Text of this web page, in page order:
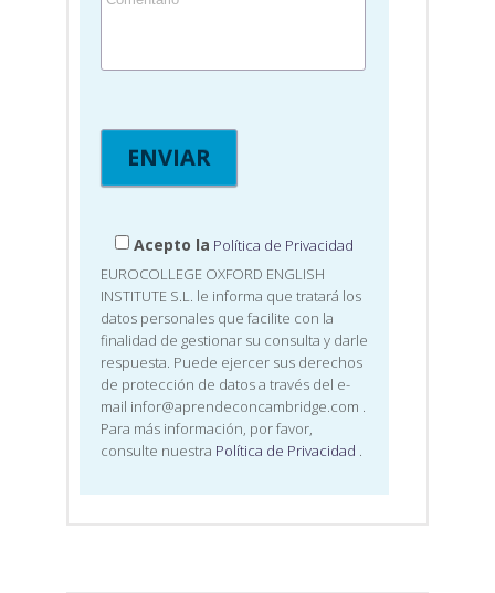
Acepto la Política de Privacidad
EUROCOLLEGE OXFORD ENGLISH
INSTITUTE S.L. le informa que tratará los
datos personales que facilite con la
finalidad de gestionar su consulta y darle
respuesta. Puede ejercer sus derechos
de protección de datos a través del e-
mail infor@aprendeconcambridge.com
Para más información, por favor,
consulte nuestra Política de Privacidad